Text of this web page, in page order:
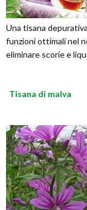
Una tisana
funzioni ottimali nel
eliminare scorie e
Tisana di malva